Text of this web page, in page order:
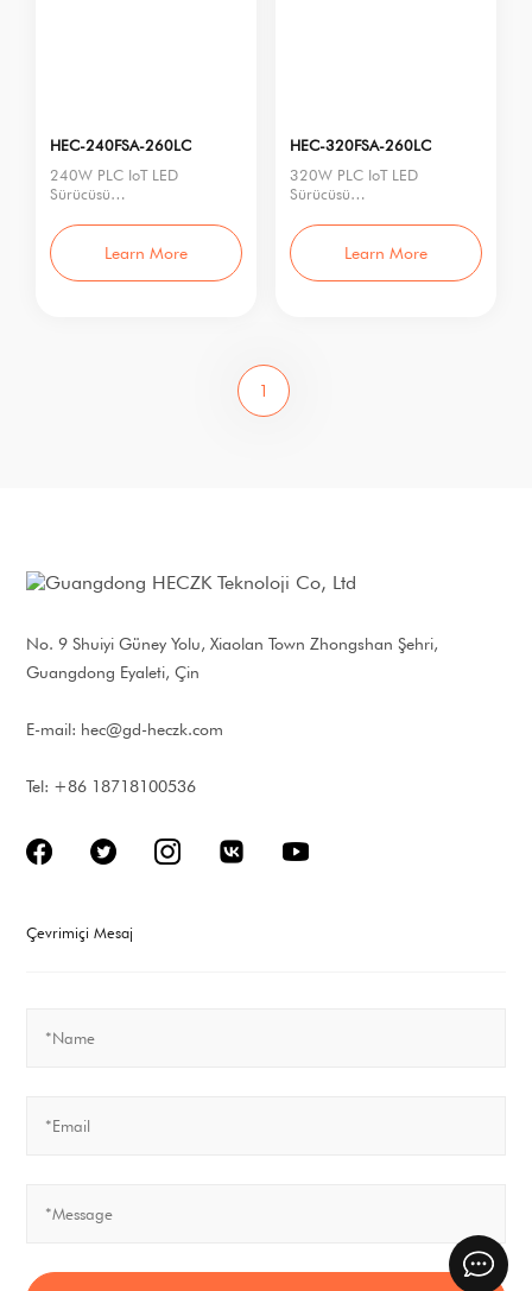
HEC-240FSA-260LC
240W PLC IoT LED
Sürücüsü
260LC
Nominal Güç: 240W
Giriş Gerilim
Learn More
HEC-320FSA-260LC
320W PLC IoT LED
Sürücüsü
260LC
Anma Gücü: 320W
Giriş Gerilimi:
Learn More
1
No. 9 Shuiyi Güney Yolu, Xiaolan Town Zhongshan Şehri,
Guangdong Eyaleti, Çin
E-mail: hec@gd-heczk.com
Tel: +86 18718100536
Çevrimiçi Mesaj